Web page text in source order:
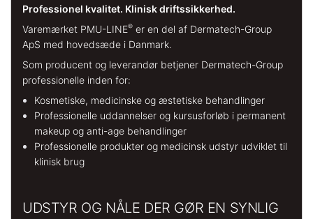
Professionel kvalitet. Klinisk driftssikkerhed.
Varemærket PMU-LINE® er en del af Dermatech-Group
ApS med hovedsæde i Danmark.
Som producent og leverandør betjener Dermatech-Group
professionelle inden for:
Kosmetiske, medicinske og æstetiske behandlinger
Professionelle uddannelser og kursusforløb i permanent
makeup og anti-age behandlinger
Professionelle produkter og medicinsk udstyr udviklet til
klinisk brug
UDSTYR OG NÅLE DER GØR EN SYNLIG